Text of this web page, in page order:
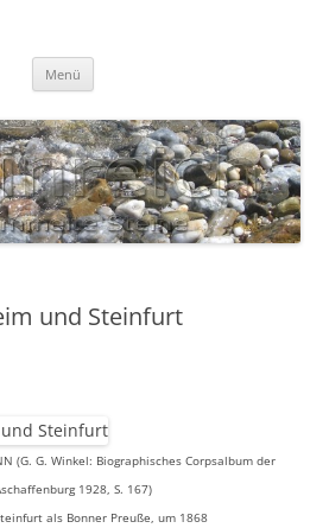
Menü
und Steinfurt
(G. G. Winkel: Biographisches Corpsalbum der
1928, S. 167)
als Bonner Preuße, um 1868